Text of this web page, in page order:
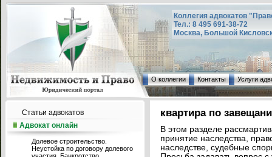
Коллегия адвокатов
Тел.: 8 495 691-38-72
Москва, Большой
О коллегии Контакты Услуги
Статьи адвокатов
Адвокат онлайн
Долевое строительство.
Неустойка по договору долевого
квартира по
В этом разделе
принятие наследства,
наследстве, судебные